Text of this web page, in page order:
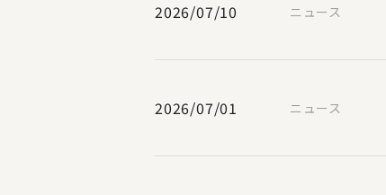
2026/07/10 ニュース
2026/07/01 ニュース